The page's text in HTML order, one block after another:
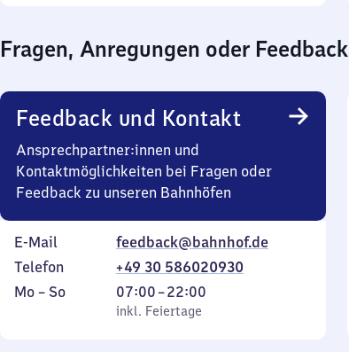
Fragen, Anregungen oder Feedback
Feedback und Kontakt
Ansprechpartner:innen und
Kontaktmöglichkeiten bei Fragen oder
Feedback zu unseren Bahnhöfen
E-Mail
feedback@bahnhof.de
Telefon
+49 30 586020930
Montag
Mo – So,
inkl. Feiertage
07:00–22:00
Von
7
inkl. Feiertage